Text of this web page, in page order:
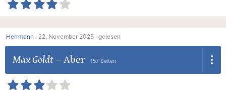
Herrmann · 22. November 2025 · gelesen
Max Goldt– Aber 157 Seiten